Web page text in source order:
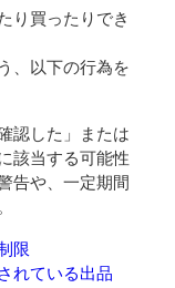
り買ったりでき
、以下の行為を
認した」または
該当する可能性
告や、一定期間
限
れている出品